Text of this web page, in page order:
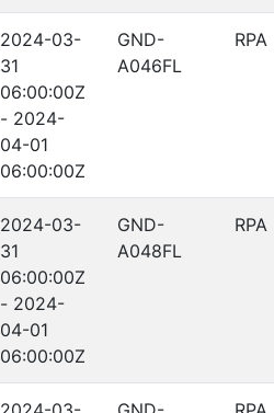
2024-03-
31
06:00:00Z
- 2024-
04-01
06:00:00Z
GND-
A046FL
RPA
2024-03-
31
06:00:00Z
- 2024-
04-01
06:00:00Z
GND-
A048FL
RPA